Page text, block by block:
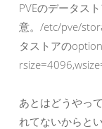
PVEのデータス
意。/etc/pve/
タストアの
あとはどうやっ
れてないからと